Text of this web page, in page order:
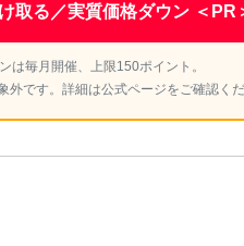
取る／実質価格ダウン ＜PR
は毎月開催、上限150ポイント。
です。詳細は公式ページをご確認くだ